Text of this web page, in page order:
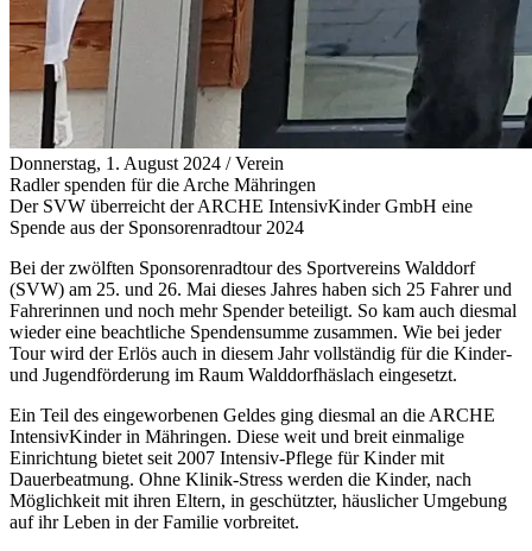
Donnerstag, 1. August 2024 /Verein
Radler spenden für die Arche Mähringen
Der SVW überreicht der ARCHE IntensivKinder GmbH eine
Spende aus der Sponsorenradtour 2024
Bei der zwölften Sponsorenradtour des Sportvereins Walddorf
(SVW) am 25. und 26. Mai dieses Jahres haben sich 25 Fahrer und
Fahrerinnen und noch mehr Spender beteiligt. So kam auch diesmal
wieder eine beachtliche Spendensumme zusammen. Wie bei jeder
Tour wird der Erlös auch in diesem Jahr vollständig für die Kinder-
und Jugendförderung im Raum Walddorfhäslach eingesetzt.
Ein Teil des eingeworbenen Geldes ging diesmal an die ARCHE
IntensivKinder in Mähringen. Diese weit und breit einmalige
Einrichtung bietet seit 2007 Intensiv-Pflege für Kinder mit
Dauerbeatmung. Ohne Klinik-Stress werden die Kinder, nach
Möglichkeit mit ihren Eltern, in geschützter, häuslicher Umgebung
auf ihr Leben in der Familie vorbreitet.